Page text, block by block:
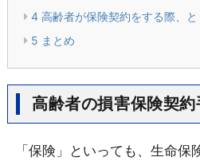
4高齢者が保険契約をする際、と
5 まとめ
高齢者の損害保険契約
「保険」といっても、生命